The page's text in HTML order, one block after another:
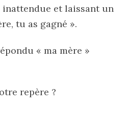
et laissant un
tu as gagné ».
« ma mère »
repère ?